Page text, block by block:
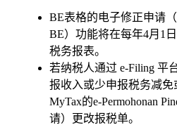
BE表格的电子修正申请（
BE）功能将在每年4月1
税务报表。
若纳税人通过 e-Filing 平
报收入或少申报税务减
MyTax的e-Permohonan
请）更改报税单。